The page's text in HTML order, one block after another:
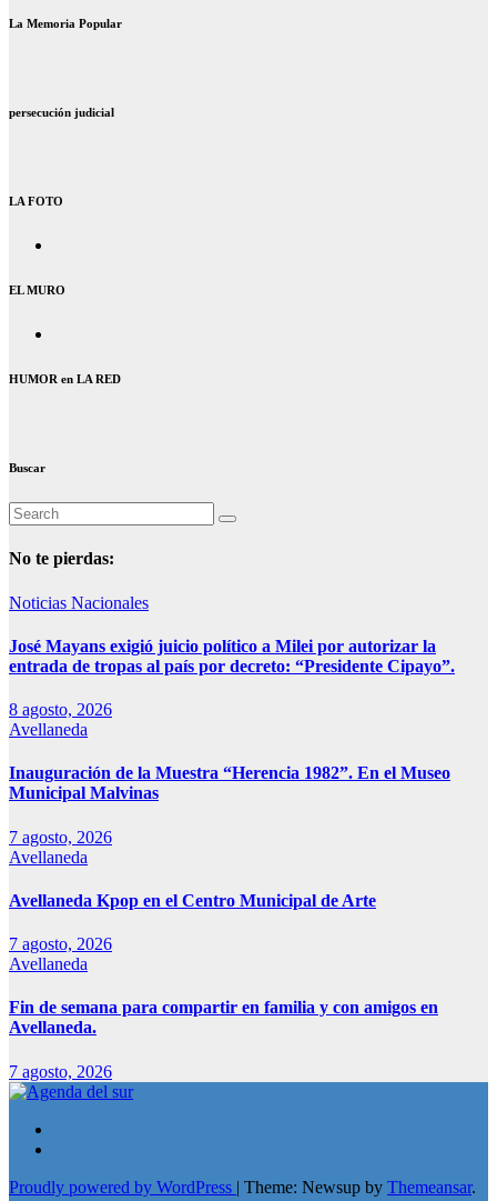
La Memoria Popular
persecución judicial
LA FOTO
EL MURO
HUMOR en LA RED
Buscar
No te pierdas:
Noticias Nacionales
José Mayans exigió juicio político a Milei por autorizar la
entrada de tropas al país por decreto: “Presidente Cipayo”.
8 agosto, 2026
Avellaneda
Inauguración de la Muestra “Herencia 1982”. En el Museo
Municipal Malvinas
7 agosto, 2026
Avellaneda
Avellaneda Kpop en el Centro Municipal de Arte
7 agosto, 2026
Avellaneda
Fin de semana para compartir en familia y con amigos en
Avellaneda.
7 agosto, 2026
Proudly powered by WordPress | Theme: Newsup by Themeansar.